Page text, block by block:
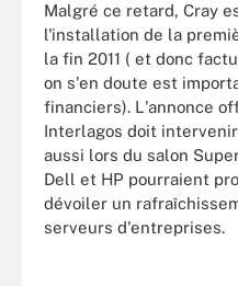
Malgré ce retard, Cray
l'installation de la
la fin 2011 ( et donc
on s'en doute est
financiers). L'annonce
Interlagos doit
aussi lors du salon
Dell et HP pourraient
dévoiler un
serveurs d'entreprises.